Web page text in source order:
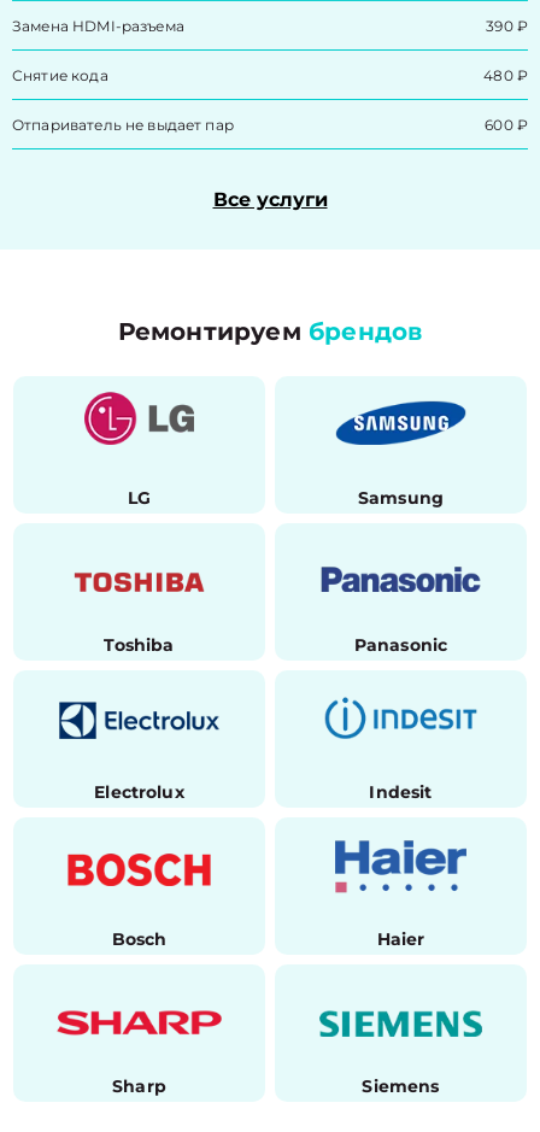
Замена HDMI-разъема 390 ₽
Снятие кода 480 ₽
Отпариватель не выдает пар 600 ₽
Все услуги
Ремонтируем брендов
LG Samsung
Toshiba Panasonic
Electrolux Indesit
Bosch Haier
Sharp Siemens